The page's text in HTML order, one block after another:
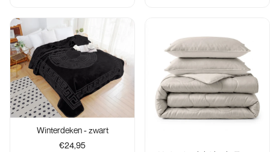
Winterdeken - zwart
€24,95